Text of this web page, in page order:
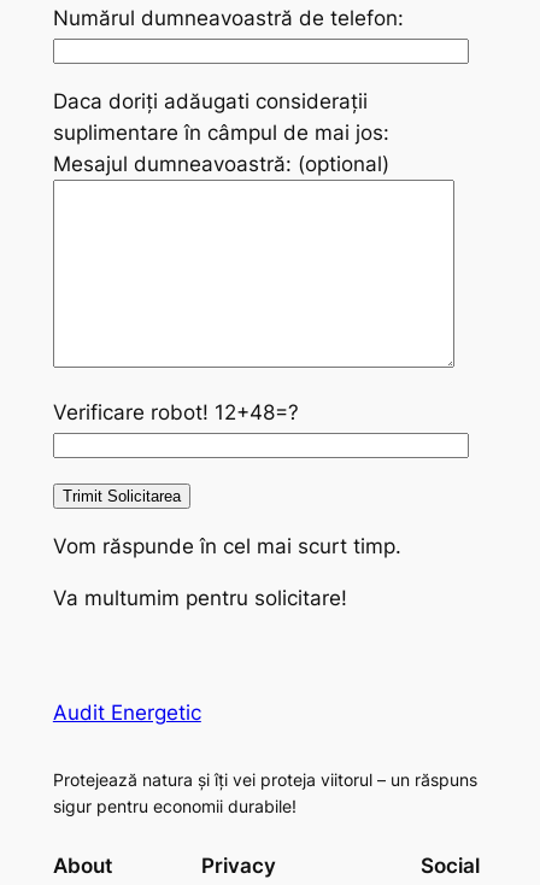
Numărul dumneavoastră de telefon:
Daca doriți adăugati considerații
suplimentare în câmpul de mai jos:
Mesajul dumneavoastră: (optional)
Verificare robot! 12+48=?
Vom răspunde în cel mai scurt timp.
Va multumim pentru solicitare!
Audit Energetic
Protejează natura și îți vei proteja viitorul – un răspuns
sigur pentru economii durabile!
About Privacy Social